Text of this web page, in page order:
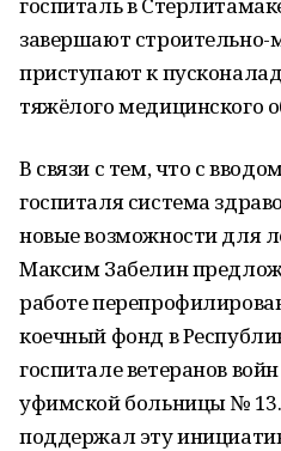
завершают
приступают к
тяжёлого медицинского
В связи с тем, что с
госпиталя система
новые возможности для
Максим Забелин
работе
коечный фонд в
госпитале ветеранов
уфимской больницы №
поддержал эту